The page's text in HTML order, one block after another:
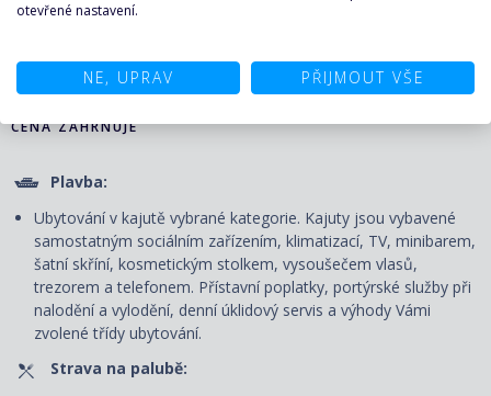
PLAVBY ↑
CENA ZAHRNUJE
Plavba:
Ubytování v kajutě vybrané kategorie. Kajuty jsou vybavené
samostatným sociálním zařízením, klimatizací, TV, minibarem,
šatní skříní, kosmetickým stolkem, vysoušečem vlasů,
trezorem a telefonem. Přístavní poplatky, portýrské služby při
nalodění a vylodění, denní úklidový servis a výhody Vámi
zvolené třídy ubytování.
Strava na palubě:
otevřené nastavení.
NE, UPRAV PŘIJMOUT VŠE